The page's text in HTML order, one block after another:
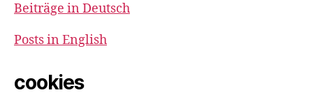
Beiträge in Deutsch
Posts in English
cookies